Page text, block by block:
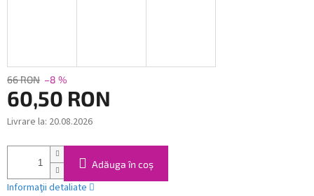
66 RON –8 %
60,50 RON
Evaluare
Livrare la: 20.08.2026
Adăuga în coş
Informaţii detaliate